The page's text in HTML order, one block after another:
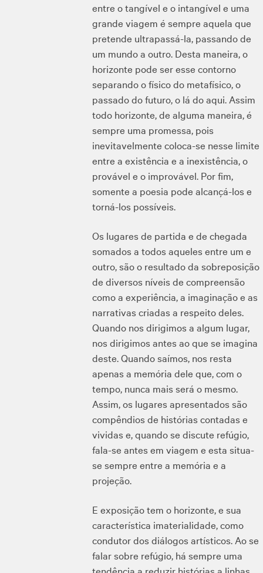
entre o tangível e o intangível e uma
grande viagem é sempre aquela que
pretende ultrapassá-la, passando de
um mundo a outro. Desta maneira, o
horizonte pode ser esse contorno
separando o físico do metafísico, o
passado do futuro, o lá do aqui. Assim
todo horizonte, de alguma maneira, é
sempre uma promessa, pois
inevitavelmente coloca-se nesse limite
entre a existência e a inexistência, o
provável e o improvável. Por fim,
somente a poesia pode alcançá-los e
torná-los possíveis.
Os lugares de partida e de chegada
somados a todos aqueles entre um e
outro, são o resultado da sobreposição
de diversos níveis de compreensão
como a experiência, a imaginação e as
narrativas criadas a respeito deles.
Quando nos dirigimos a algum lugar,
nos dirigimos antes ao que se imagina
deste. Quando saímos, nos resta
apenas a memória dele que, com o
tempo, nunca mais será o mesmo.
Assim, os lugares apresentados são
compêndios de histórias contadas e
vividas e, quando se discute refúgio,
fala-se antes em viagem e esta situa-
se sempre entre a memória e a
projeção.
E exposição tem o horizonte, e sua
característica imaterialidade, como
condutor dos diálogos artísticos. Ao se
falar sobre refúgio, há sempre uma